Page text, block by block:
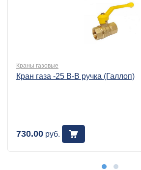
Краны газовые
Кран газа -25 В-В ручка (Галлоп)
730.00 руб.